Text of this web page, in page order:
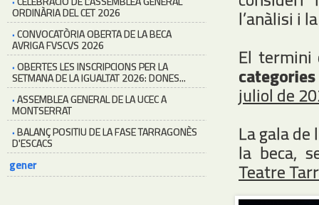
ORDINÀRIA DEL CET 2026
·CONVOCATÒRIA OBERTA DE LA BECA
AVRIGA FVSCVS 2026
·OBERTES LES INSCRIPCIONS PER LA
SETMANA DE LA IGUALTAT 2026: DONES...
·ASSEMBLEA GENERAL DE LA UCEC A
MONTSERRAT
·BALANÇ POSITIU DE LA FASE TARRAGONÈS
D'ESCACS
gener
l’anàlisi i
El termini
juliol de
La gala
la beca,
Teatre